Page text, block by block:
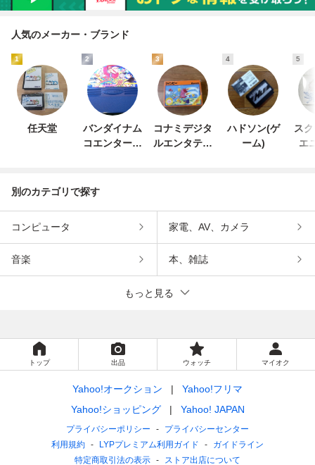
人気のメーカー・ブランド
1
任天堂
2
バンダイナム
コエンターテ
3
コナミデジタ
ルエンタテイ
4
ハドソン(ゲ
ーム)
5
ス
エ
別のカテゴリで探す
コンピュータ 家電、AV、カメラ
音楽 本、雑誌
もっと見る
トップ 出品 ウォッチ マイオク
Yahoo!オークション
Yahoo!フリマ
Yahoo!ショッピング
Yahoo! JAPAN
プライバシーポリシー
プライバシーセンター
利用規約
LYPプレミアム利用ガイド
ガイドライン
特定商取引法の表示
ストア出店について